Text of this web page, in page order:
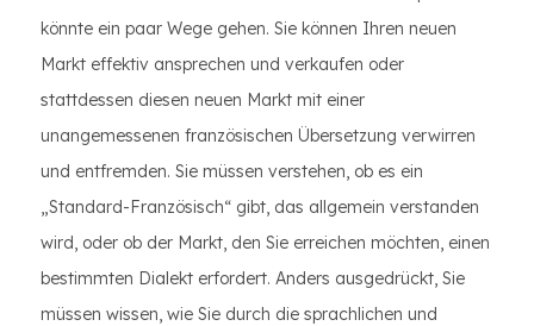
könnte ein paar Wege gehen. Sie können Ihren neuen
Markt effektiv ansprechen und verkaufen oder
stattdessen diesen neuen Markt mit einer
unangemessenen französischen Übersetzung verwirren
und entfremden. Sie müssen verstehen, ob es ein
„Standard-Französisch“ gibt, das allgemein verstanden
wird, oder ob der Markt, den Sie erreichen möchten, einen
bestimmten Dialekt erfordert. Anders ausgedrückt, Sie
müssen wissen, wie Sie durch die sprachlichen und